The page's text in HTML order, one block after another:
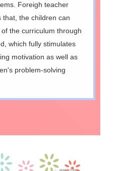
Foreigh teacher
that, the children can
the curriculum through
which fully stimulates
motivation as well as
problem-solving